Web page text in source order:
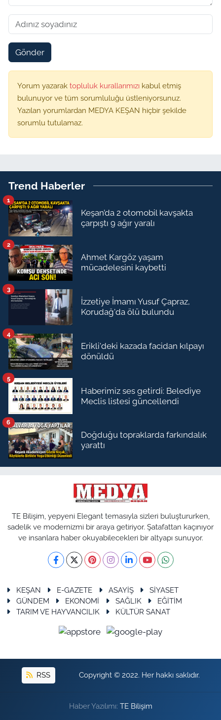
Gönder
Yorum yazarak topluluk kurallarımızı kabul etmiş
bulunuyor ve tüm sorumluluğu üstleniyorsunuz.
Yazılan yorumlardan MEDYA KEŞAN hiçbir şekilde
sorumlu tutulamaz.
Trend Haberler
Keşan’da 2 otomobil kavşakta
çarpıştı 9 ağır yaralı
1
Ahmet Kargöz yaşam
mücadelesini kaybetti
2
İzzetiye İmamı Yusuf Çapraz,
Korudağ'da ölü bulundu
3
Erikli'deki kazada facidan kılpayı
dönüldü
4
Haberimiz ses getirdi: Belediye
Meclis listesi güncellendi
5
Doğduğu topraklarda farkındalık
yarattı
6
TE Bilişim, yepyeni Elegant temasıyla sizleri buluştururken,
sadelik ve modernizmi bir araya getiriyor. Şatafattan kaçınıyor
ve insanlara haber okuyabilecekleri bir altyapı sunuyor.
KEŞAN E-GAZETE ASAYİŞ
SİYASET
GÜNDEM
EKONOMİ SAĞLIK
EĞİTİM
TARIM VE HAYVANCILIK
KÜLTÜR SANAT
RSS Copyright © 2022. Her hakkı saklıdır.
Haber Yazılımı: TE Bilişim